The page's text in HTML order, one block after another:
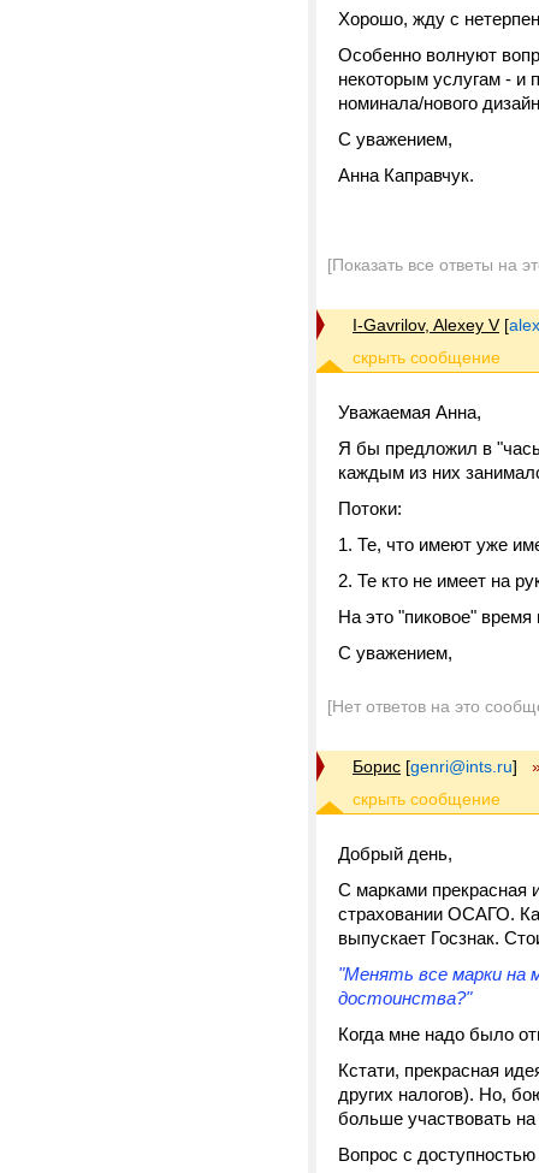
Хорошо, жду с
Особенно волнуют
некоторым услугам - и
номинала/нового
С уважением,
Анна Каправчук.
[Показать все ответы на
I-Gavrilov, Alexey V [
Уважаемая Анна,
Я бы предложил в
каждым из них
Потоки:
1. Те, что имеют уже
2. Те кто не имеет на
На это "пиковое" время
С уважением,
[Нет ответов на это
Борис [genri@ints.ru]
Добрый день,
С марками прекрасная
страховании ОСАГО.
выпускает Госзнак.
"Менять все марки на
достоинства?"
Когда мне надо было
Кстати, прекрасная
других налогов). Но,
больше участвовать
Вопрос с